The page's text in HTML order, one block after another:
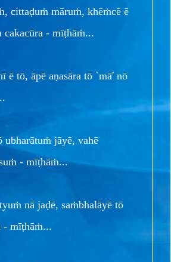
cittaḍuṁ māruṁ, khēṁcē ē
cakacūra - mīṭhāṁ...
ē tō, āpē aṇasāra tō `mā' nō
ubharātuṁ jāyē, vahē
- mīṭhāṁ...
nā jaḍē, saṁbhalāyē tō
- mīṭhāṁ...